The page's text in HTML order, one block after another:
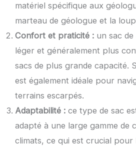
matériel spécifique aux
marteau de géologue et la
Confort et praticité : un sac
léger et généralement plus
sacs de plus grande capacité.
est également idéale pour
terrains escarpés.
Adaptabilité : ce type de sac
adapté à une large gamme de
climats, ce qui est crucial pour